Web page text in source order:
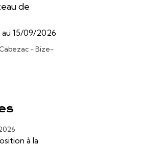
de
au 15/09/2026
- Bize-
à la